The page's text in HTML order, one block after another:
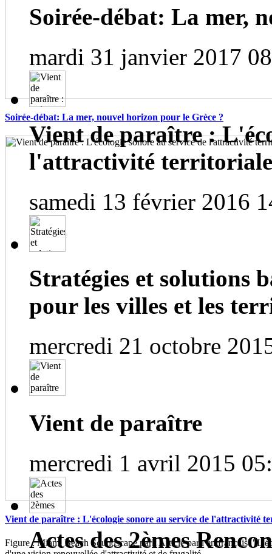
Soirée-débat: La mer, nouvel horizon pour le Grèce ?
Vient de paraître : L'écologie sonore au service de l'attractivité
Figure : Miami Beach Soundscape park Article paru en français
Soirée-débat: La mer,
mardi 31 janvier 2017
Vient de paraître :
l'attractivité territoriale
samedi 13 février 2016
Stratégies et solutions
pour les villes et les
mercredi 21 octobre
Vient de paraître
mercredi 1 avril 2015
Actes des 2èmes